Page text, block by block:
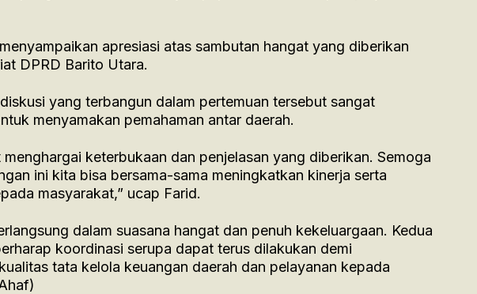
apresiasi atas sambutan hangat yang diberikan
DPRD Barito Utara.
yang terbangun dalam pertemuan tersebut sangat
menyamakan pemahaman antar daerah.
menghargai keterbukaan dan penjelasan yang diberikan. Semoga
ini kita bisa bersama-sama meningkatkan kinerja serta
masyarakat,” ucap Farid.
dalam suasana hangat dan penuh kekeluargaan. Kedua
koordinasi serupa dapat terus dilakukan demi
tata kelola keuangan daerah dan pelayanan kepada